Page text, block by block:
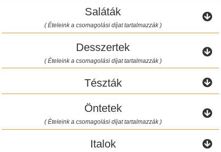
Saláták
( Ételeink a csomagolási díjat tartalmazzák )
Desszertek
( Ételeink a csomagolási díjat tartalmazzák )
Tészták
Öntetek
( Ételeink a csomagolási díjat tartalmazzák )
Italok